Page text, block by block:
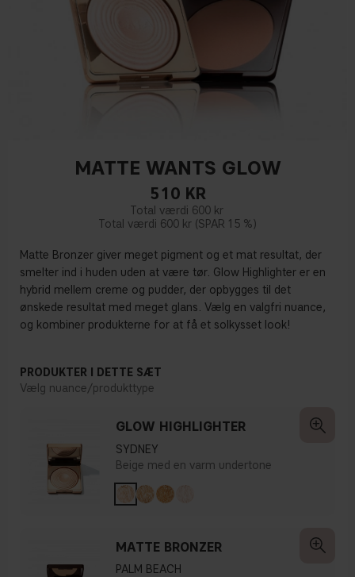
MATTE WANTS GLOW
510 KR
600 kr
600 kr
15 %
Matte Bronzer giver meget pigment og et mat resultat, der
smelter ind i huden uden at være tør. Glow Highlighter er en
hybrid mellem creme og pudder, der opbygges til det
ønskede resultat med meget glans. Vælg en valgfri nuance,
og kombiner produkterne for at få et solkysset look!
PRODUKTER I DETTE SÆT
Vælg nuance/produkttype
GLOW HIGHLIGHTER
SYDNEY
Beige med en varm undertone
MATTE BRONZER
PALM BEACH